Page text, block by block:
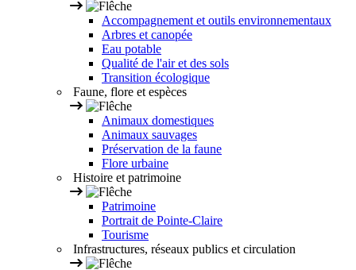
Accompagnement et outils environnementaux
Arbres et canopée
Eau potable
Qualité de l'air et des sols
Transition écologique
Faune, flore et espèces
Animaux domestiques
Animaux sauvages
Préservation de la faune
Flore urbaine
Histoire et patrimoine
Patrimoine
Portrait de Pointe-Claire
Tourisme
Infrastructures, réseaux publics et circulation